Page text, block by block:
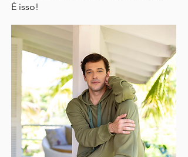
É isso!